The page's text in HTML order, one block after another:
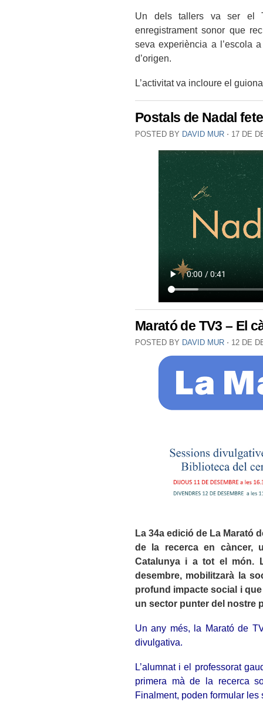
Un dels tallers va ser el
enregistrament sonor que
seva experiència a l’escola
d’origen.
L’activitat va incloure el
Postals de Nadal
POSTED BY DAVID MUR ⋅ 17 DE
Marató de TV3 – El
POSTED BY DAVID MUR ⋅ 12 DE
La 34a edició de La Marató
de la recerca en càncer,
Catalunya i a tot el món.
desembre, mobilitzarà la
profund impacte social i
un sector punter del nostre
Un any més, la Marató de
divulgativa.
L’alumnat i el professorat
primera mà de la recerca
Finalment, poden formular les